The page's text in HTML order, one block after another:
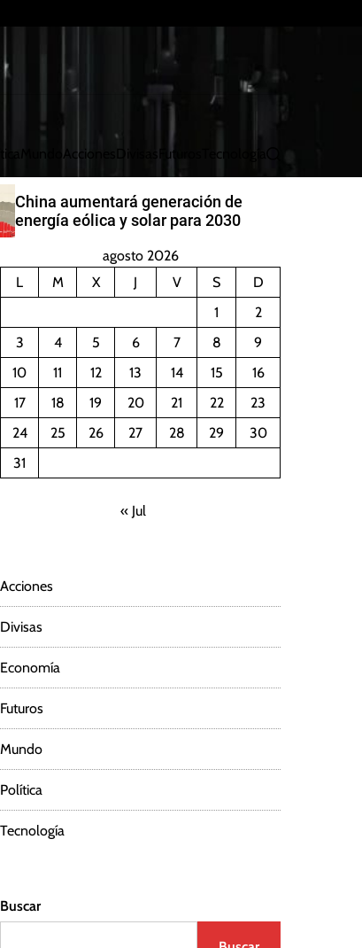
Acciones Divisas Futuros Tecnología
u
China aumentará generación de
energía eólica y solar para 2030
agosto 2026
L
M X J V S
D
1
2
3
4 5 6 7 8
9
10
11 12 13 14 15
16
17
18 19 20 21 22
23
24
25 26 27 28 29
30
31
« Jul
Acciones
Divisas
Economía
Futuros
Mundo
Política
Tecnología
Buscar